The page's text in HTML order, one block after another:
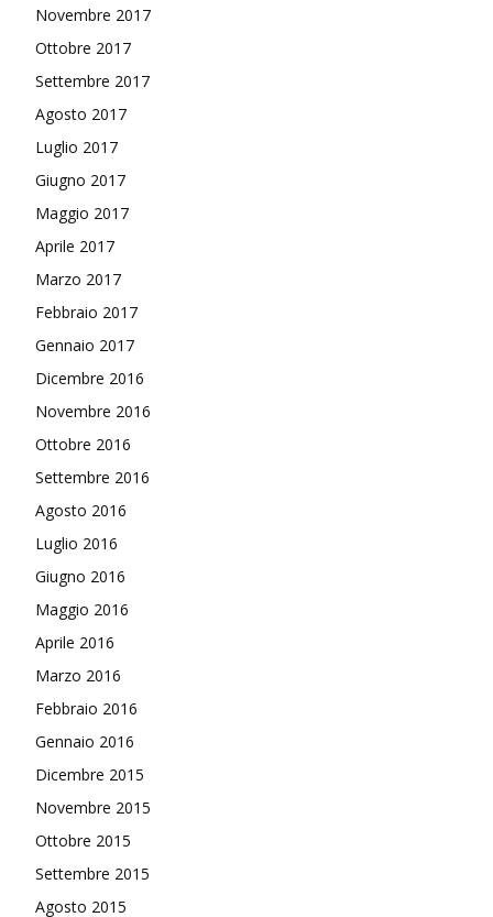
Novembre 2017
Ottobre 2017
Settembre 2017
Agosto 2017
Luglio 2017
Giugno 2017
Maggio 2017
Aprile 2017
Marzo 2017
Febbraio 2017
Gennaio 2017
Dicembre 2016
Novembre 2016
Ottobre 2016
Settembre 2016
Agosto 2016
Luglio 2016
Giugno 2016
Maggio 2016
Aprile 2016
Marzo 2016
Febbraio 2016
Gennaio 2016
Dicembre 2015
Novembre 2015
Ottobre 2015
Settembre 2015
Agosto 2015